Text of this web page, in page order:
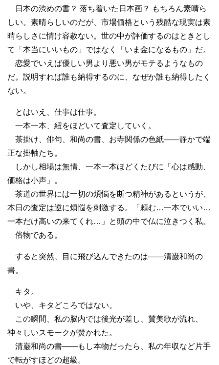
日本の渋めの書？ 落ち着いた日本画？ もちろん素晴ら
しい。素晴らしいのだが、市場価格という残酷な現実は素
晴らしさに情け容赦ない。世の中が評価するのはときとし
て「本当にいいもの」ではなく「いま金になるもの」だ。
恋愛でいえば優しい男より悪い男がモテるようなもの
だ。説明すれば誰も納得するのに、なぜか誰も納得したく
ない。
とはいえ、仕事は仕事。
一本一本、紐をほどいて査定していく。
茶掛け、俳句、和尚の書、お寺関係の色紙――静かで端
正な掛軸たち。
しかし相場は無情、一本一本ほどくたびに「心は感動、
価格は小声」。
茶道の世界には一切の煩悩を断つ精神があるというが、
本日の査定は逆に煩悩を刺激する。「頼む…一本でいい…
一本だけ高いの来てくれ…」と頭の中で仏に泣きつく私。
俗物である。
すると突然、目に飛び込んできたのは――清巌和尚の
書。
キタ。
いや、キタどころではない。
この瞬間、私の脳内では後光が差し、賛美歌が流れ、
神々しいスモークが焚かれた。
清巌和尚の書――もし本物だったら、私の年収など片手
で転がすほどの超級。